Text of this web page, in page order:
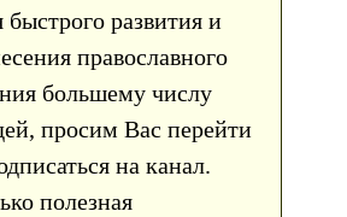
быстрого развития и
православного
большему числу
просим Вас перейти
на канал.
полезная